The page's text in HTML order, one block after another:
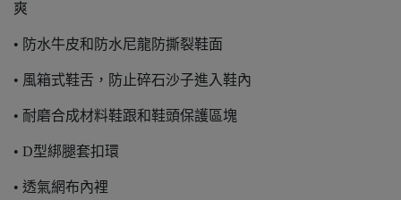
爽
• 防水牛皮和防水尼龍防撕裂鞋面
• 風箱式鞋舌，防止碎石沙子進入鞋內
• 耐磨合成材料鞋跟和鞋頭保護區塊
• D型綁腿套扣環
• 透氣網布內裡